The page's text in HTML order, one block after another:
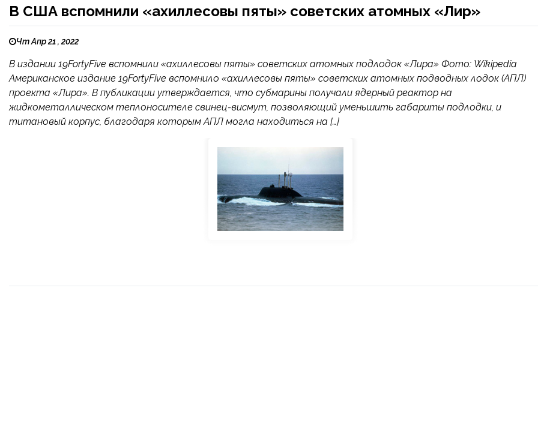
В США вспомнили «ахиллесовы пяты» советских атомных «Лир»
Чт Апр 21 , 2022
В издании 19FortyFive вспомнили «ахиллесовы пяты» советских атомных подлодок «Лира» Фото: Wikipedia
Американское издание 19FortyFive вспомнило «ахиллесовы пяты» советских атомных подводных лодок (АПЛ)
проекта «Лира». В публикации утверждается, что субмарины получали ядерный реактор на
жидкометаллическом теплоносителе свинец-висмут, позволяющий уменьшить габариты подлодки, и
титановый корпус, благодаря которым АПЛ могла находиться на […]